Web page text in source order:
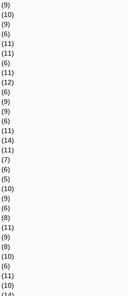
(9)
(10)
(9)
(6)
(11)
(11)
(6)
(11)
(12)
(6)
(9)
(9)
(6)
(11)
(14)
(11)
(7)
(6)
(5)
(10)
(9)
(6)
(8)
(11)
(9)
(8)
(10)
(6)
(11)
(10)